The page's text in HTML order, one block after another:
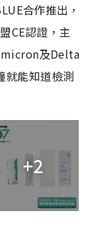
合作推出，
CE認證，主
及Delta
就能知道檢測
+2